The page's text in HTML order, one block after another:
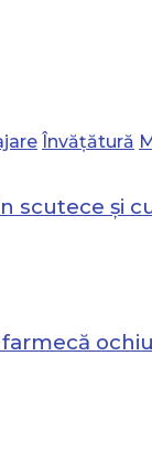
Învățătură
scutece și